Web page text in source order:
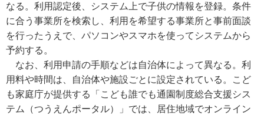
なる。利用認定後、システム上で子供の情報を登録。条件
に合う事業所を検索し、利用を希望する事業所と事前面談
を行ったうえで、パソコンやスマホを使ってシステムから
予約する。
なお、利用申請の手順などは自治体によって異なる。利
用料や時間は、自治体や施設ごとに設定されている。こど
も家庭庁が提供する「こども誰でも通園制度総合支援シス
テム（つうえんポータル）」では、居住地域でオンライン